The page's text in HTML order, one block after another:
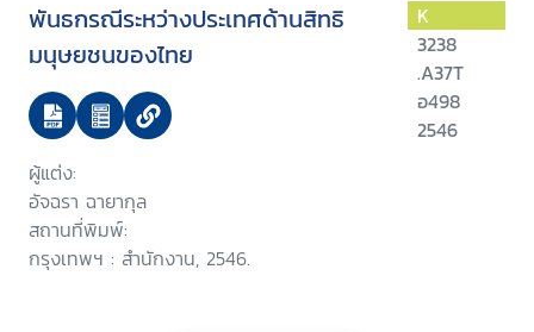
พันธกรณีระหว่างประเทศด้านสิทธิ
มนุษยชนของไทย
ผู้แต่ง:
อัจฉรา ฉายากุล
สถานที่พิมพ์:
กรุงเทพฯ : สำนักงาน, 2546.
K
3238
.A37T
อ498
2546